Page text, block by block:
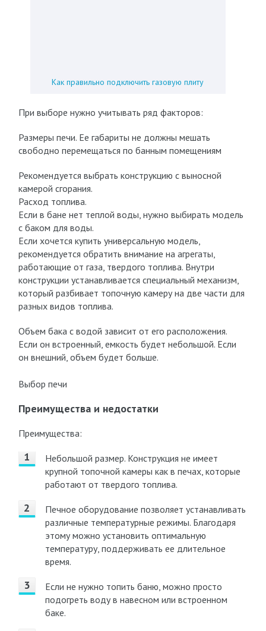
Как правильно подключить газовую плиту
При выборе нужно учитывать ряд факторов:
Размеры печи. Ее габариты не должны мешать
свободно перемещаться по банным помещениям
Рекомендуется выбрать конструкцию с выносной
камерой сгорания.
Расход топлива.
Если в бане нет теплой воды, нужно выбирать модель
с баком для воды.
Если хочется купить универсальную модель,
рекомендуется обратить внимание на агрегаты,
работающие от газа, твердого топлива. Внутри
конструкции устанавливается специальный механизм,
который разбивает топочную камеру на две части для
разных видов топлива.
Объем бака с водой зависит от его расположения.
Если он встроенный, емкость будет небольшой. Если
он внешний, объем будет больше.
Выбор печи
Преимущества и недостатки
Преимущества:
Небольшой размер. Конструкция не имеет
крупной топочной камеры как в печах, которые
работают от твердого топлива.
Печное оборудование позволяет устанавливать
различные температурные режимы. Благодаря
этому можно установить оптимальную
температуру, поддерживать ее длительное
время.
Если не нужно топить баню, можно просто
подогреть воду в навесном или встроенном
баке.